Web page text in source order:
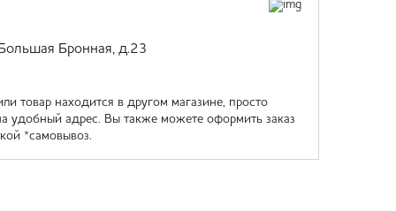
Бронная, д.23
товар находится в другом магазине, просто
удобный адрес. Вы также можете оформить заказ
*самовывоз.